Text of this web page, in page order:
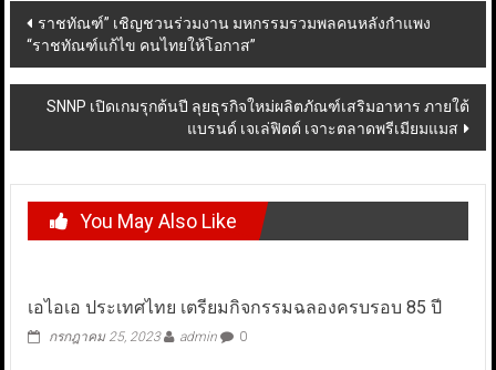
Post
navigation
ราชทัณฑ์” เชิญชวนร่วมงาน มหกรรมรวมพลคนหลังกำแพง
“ราชทัณฑ์แก้ไข คนไทยให้โอกาส”
SNNP เปิดเกมรุกต้นปี ลุยธุรกิจใหม่ผลิตภัณฑ์เสริมอาหาร ภายใต้
แบรนด์ เจเล่ฟิตต์ เจาะตลาดพรีเมียมแมส
You May Also Like
เอไอเอ ประเทศไทย เตรียมกิจกรรมฉลองครบรอบ 85 ปี
กรกฎาคม 25, 2023 admin 0